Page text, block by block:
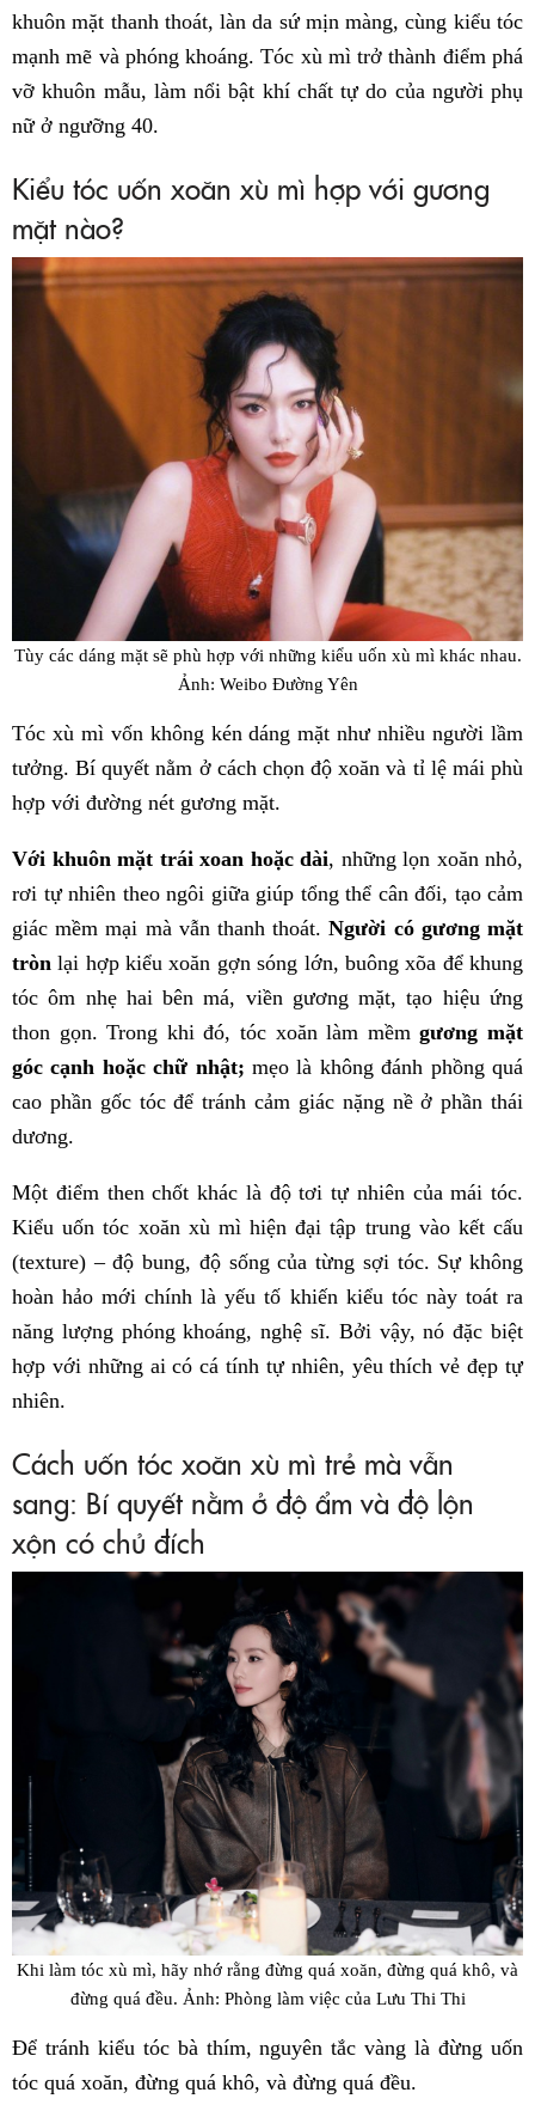
khuôn mặt thanh thoát, làn da sứ mịn màng, cùng kiểu tóc
mạnh mẽ và phóng khoáng. Tóc xù mì trở thành điểm phá
vỡ khuôn mẫu, làm nổi bật khí chất tự do của người phụ
nữ ở ngưỡng 40.
Kiểu tóc uốn xoăn xù mì hợp với gương
mặt nào?
Tùy các dáng mặt sẽ phù hợp với những kiểu uốn xù mì khác nhau.
Ảnh: Weibo Đường Yên
Tóc xù mì vốn không kén dáng mặt như nhiều người lầm
tưởng. Bí quyết nằm ở cách chọn độ xoăn và tỉ lệ mái phù
hợp với đường nét gương mặt.
Với khuôn mặt trái xoan hoặc dài, những lọn xoăn nhỏ,
rơi tự nhiên theo ngôi giữa giúp tổng thể cân đối, tạo cảm
giác mềm mại mà vẫn thanh thoát. Người có gương mặt
tròn lại hợp kiểu xoăn gợn sóng lớn, buông xõa để khung
tóc ôm nhẹ hai bên má, viền gương mặt, tạo hiệu ứng
thon gọn. Trong khi đó, tóc xoăn làm mềmgương mặt
góc cạnh hoặc chữ nhật; mẹo là không đánh phồng quá
cao phần gốc tóc để tránh cảm giác nặng nề ở phần thái
dương.
Một điểm then chốt khác là độ tơi tự nhiên của mái tóc.
Kiểu uốn tóc xoăn xù mì hiện đại tập trung vào kết cấu
(texture) – độ bung, độ sống của từng sợi tóc. Sự không
hoàn hảo mới chính là yếu tố khiến kiểu tóc này toát ra
năng lượng phóng khoáng, nghệ sĩ. Bởi vậy, nó đặc biệt
hợp với những ai có cá tính tự nhiên, yêu thích vẻ đẹp tự
nhiên.
Cách uốn tóc xoăn xù mì trẻ mà vẫn
sang: Bí quyết nằm ở độ ẩm và độ lộn
xộn có chủ đích
Khi làm tóc xù mì, hãy nhớ rằng đừng quá xoăn, đừng quá khô, và
đừng quá đều. Ảnh: Phòng làm việc của Lưu Thi Thi
Để tránh kiểu tóc bà thím, nguyên tắc vàng là đừng uốn
tóc quá xoăn, đừng quá khô, và đừng quá đều.